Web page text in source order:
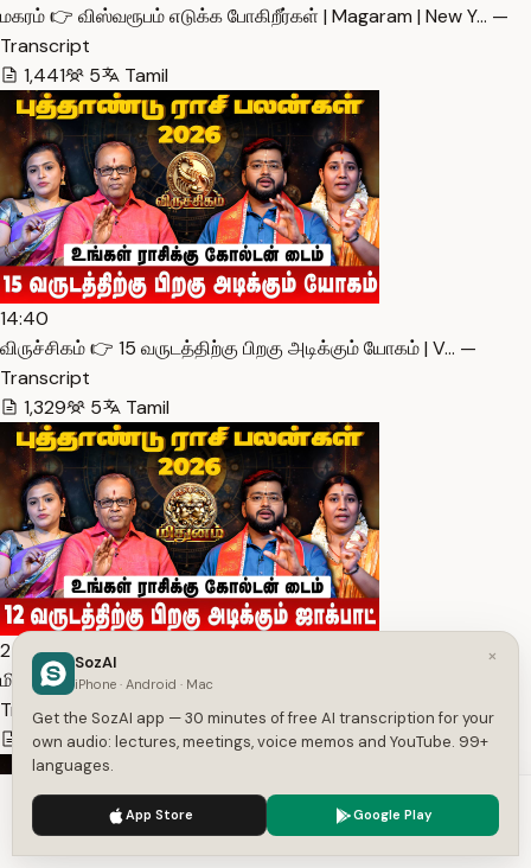
மகரம் 👉 விஸ்வரூபம் எடுக்க போகிறீர்கள் | Magaram | New Y… —
Transcript
1,441
5 Tamil
14:40
விருச்சிகம் 👉 15 வருடத்திற்கு பிறகு அடிக்கும் யோகம் | V… —
Transcript
1,329
5 Tamil
25:30
மிதுனம் 👉 12 வருடத்திற்கு பிறகு அடிக்கும் ஜாக்பாட் | Mi… —
Transcript
2,035
5 Tamil
We use cookies to enhance your experience.
×
SozAI
iPhone · Android · Mac
Get the SozAI app — 30 minutes of free AI transcription for your
own audio: lectures, meetings, voice memos and YouTube. 99+
languages.
App Store Google Play